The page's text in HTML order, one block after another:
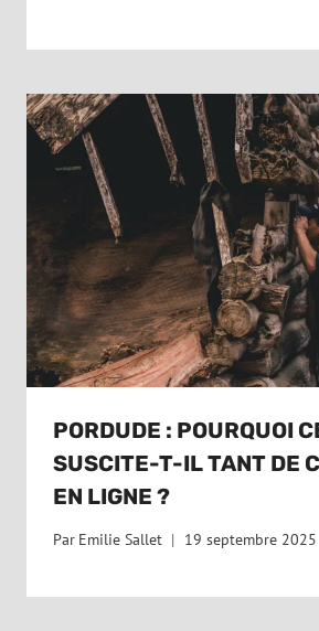
PORDUDE : POURQUOI
SUSCITE-T-IL TANT DE
EN LIGNE ?
Par Emilie Sallet 19 septembre 2025